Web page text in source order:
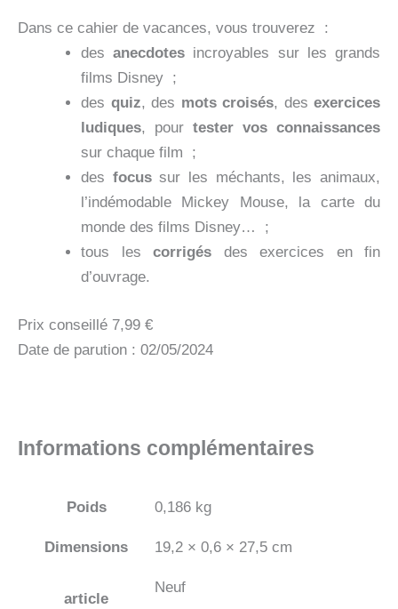
Dans ce cahier de vacances, vous trouverez :
desanecdotes incroyables sur les grands
films Disney ;
des quiz, des mots croisés, des exercices
ludiques, pour tester vos connaissances
sur chaque film ;
des focussur les méchants, les animaux,
l’indémodable Mickey Mouse, la carte du
monde des films Disney… ;
tous les corrigés des exercices en fin
d’ouvrage.
Prix conseillé 7,99 €
Date de parution : 02/05/2024
Informations complémentaires
Poids 0,186 kg
Dimensions 19,2 × 0,6 × 27,5 cm
article
Neuf